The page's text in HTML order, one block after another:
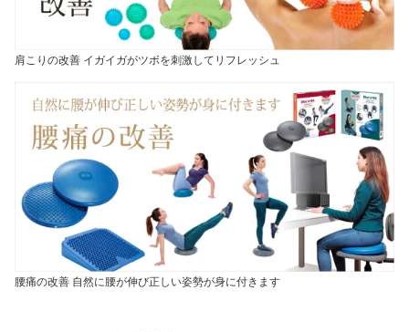
肩こりの改善 イガイガがツボを刺激してリフレッシュ
腰痛の改善 自然に腰が伸び正しい姿勢が身に付きます